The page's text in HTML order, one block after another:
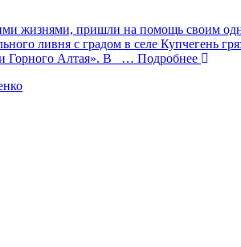
жизнями, пришли на помощь своим
ливня с градом в селе Купчегень
Горного Алтая». В
… Подробнее